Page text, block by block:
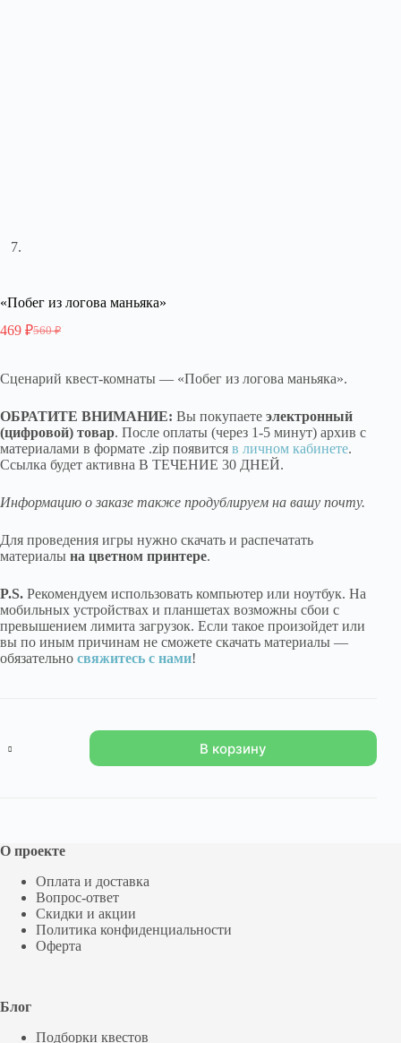
«Побег из логова маньяка»
560₽
Первоначальная
560 ₽.
469 ₽Текущая
469 ₽.
Сценарий квест-комнаты — «Побег из логова маньяка».
ОБРАТИТЕ ВНИМАНИЕ: Вы покупаете электронный
(цифровой) товар. После оплаты (через 1-5 минут) архив с
материалами в формате .zip появится в личном кабинете.
Ссылка будет активна В ТЕЧЕНИЕ 30 ДНЕЙ.
Информацию о заказе также продублируем на вашу почту.
Для проведения игры нужно скачать и распечатать
материалы на цветном принтере.
P.S. Рекомендуем использовать компьютер или ноутбук. На
мобильных устройствах и планшетах возможны сбои с
превышением лимита загрузок. Если такое произойдет или
вы по иным причинам не сможете скачать материалы —
обязательно свяжитесь с нами!
товара
В корзину
О проекте
Оплата и доставка
Вопрос-ответ
Скидки и акции
Политика конфиденциальности
Оферта
Блог
Подборки квестов